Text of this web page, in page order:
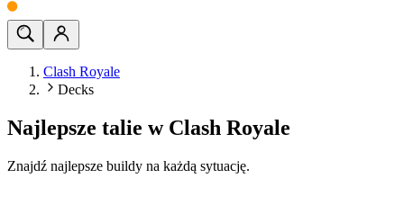
Clash Royale
Decks
Najlepsze talie w Clash Royale
Znajdź najlepsze buildy na każdą sytuację.